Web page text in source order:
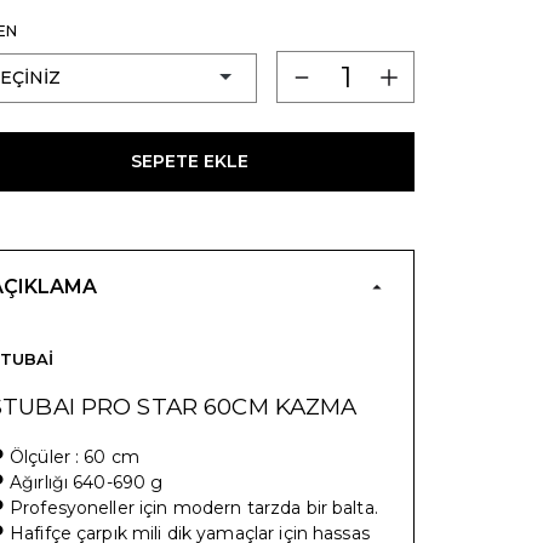
SEPETE EKLE
PRO STAR 60CM KAZMA
Ölçüler : 60 cm
Ağırlığı 640-690 g
Profesyoneller için modern tarzda bir balta.
Hafifçe çarpık mili dik yamaçlar için hassas